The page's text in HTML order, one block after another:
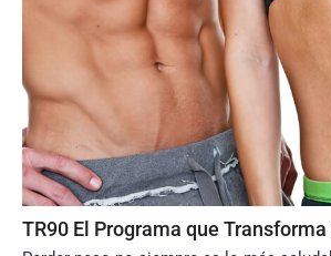
TR90 El Programa que